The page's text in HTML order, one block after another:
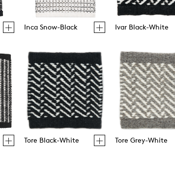
Inca Snow-Black Ivar Black-White
Tore Black-White Tore Grey-White